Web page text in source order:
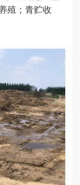
殖；青贮收